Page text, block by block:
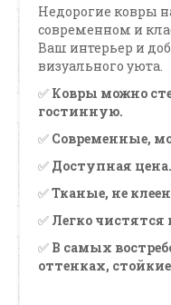
Недорогие ковры
современном и
Ваш интерьер и
визуального уюта.
✅ Ковры можно
гостинную.
✅ Современные,
✅ Доступная цена.
✅Тканые, не
✅ Легко чистятся
✅ В самых
оттенках,